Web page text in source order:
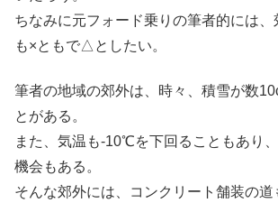
ちなみに元フォード乗りの筆者的には、
も×ともで△としたい。
筆者の地域の郊外は、時々、積雪が数
とがある。
また、気温も-10℃を下回ることもあり
機会もある。
そんな郊外には、コンクリート舗装の道